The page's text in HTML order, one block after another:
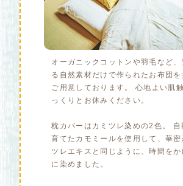
オーガニックコットンや羽毛など、
る自然素材だけで作られたお布団を
ご用意しております。心地よい肌
っくりとお休みください。
枕カバーはカミツレ染めの2色。 自
育てたカモミールを使用して、華密
ツレエキスと同じように、時間を
に染めました。